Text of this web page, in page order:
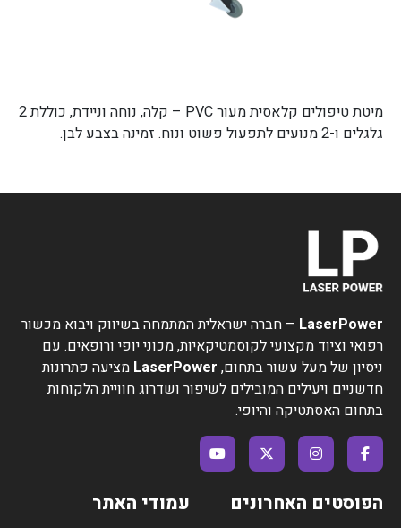
מיטת טיפולים קלאסית מעור PVC – קלה, נוחה וניידת, כוללת 2
גלגלים ו-2 מנועים לתפעול פשוט ונוח. זמינה בצבע לבן.
LaserPower – חברה ישראלית המתמחה בשיווק ויבוא מכשור
רפואי וציוד מקצועי לקוסמטיקאיות, מכוני יופי ורופאים. עם
ניסיון של מעל עשור בתחום, LaserPower מציעה פתרונות
חדשניים ויעילים המובילים לשיפור ושדרוג חוויית הלקוחות
בתחום האסתטיקה והיופי.
הפוסטים האחרונים עמודי האתר